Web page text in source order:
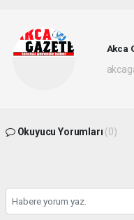
Akca
Okuyucu Yorumları (0)